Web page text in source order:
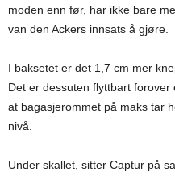
moden enn før, har ikke bare
van den Ackers innsats å gjøre.
I baksetet er det 1,7 cm mer
Det er dessuten flyttbart
at bagasjerommet på maks tar
nivå.
Under skallet, sitter Captur på